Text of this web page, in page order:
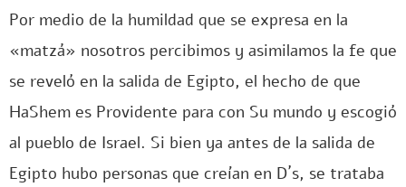
Por medio de la humildad que se expresa en la
«matzá» nosotros percibimos y asimilamos la fe que
se reveló en la salida de Egipto, el hecho de que
HaShem es Providente para con Su mundo y escogió
al pueblo de Israel. Si bien ya antes de la salida de
Egipto hubo personas que creían en D´s, se trataba